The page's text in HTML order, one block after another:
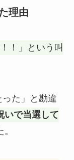
理由
！」という叫
た」と勘違
いで当選して